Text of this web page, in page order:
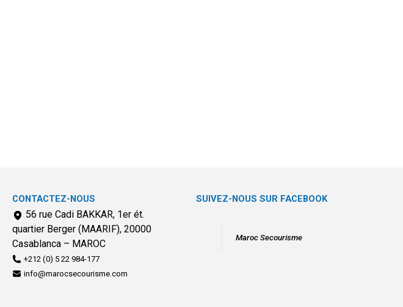
CONTACTEZ-NOUS
56 rue Cadi BAKKAR, 1er ét.
quartier Berger (MAARIF), 20000
Casablanca – MAROC
+212 (0) 5 22 984-177
info@marocsecourisme.com
SUIVEZ-NOUS SUR FACEBOOK
Maroc Secourisme